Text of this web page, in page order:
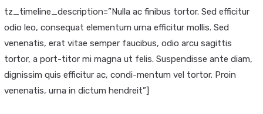
tz_timeline_description=”Nulla ac finibus tortor. Sed efficitur
odio leo, consequat elementum urna efficitur mollis. Sed
venenatis, erat vitae semper faucibus, odio arcu sagittis
tortor, a port-titor mi magna ut felis. Suspendisse ante diam,
dignissim quis efficitur ac, condi-mentum vel tortor. Proin
venenatis, urna in dictum hendreit”]